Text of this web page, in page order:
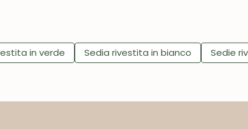
in verde Sedia rivestita in bianco
Sedie